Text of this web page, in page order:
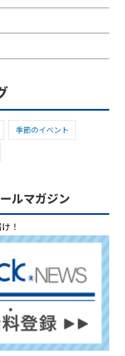
季節のイベント
ルマガジン
！